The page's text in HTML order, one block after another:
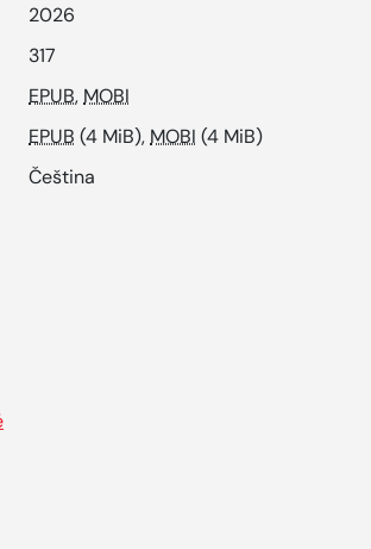
2026
317
EPUB, MOBI
EPUB (4 MiB), MOBI (4 MiB)
Čeština